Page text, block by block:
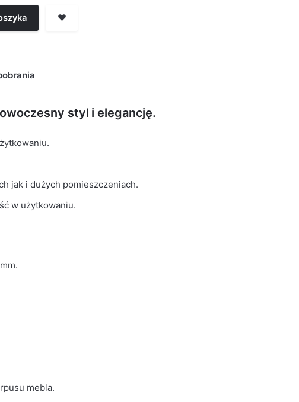
❤️
styl i elegancję.
jak i dużych pomieszczeniach.
w użytkowaniu.
mebla.